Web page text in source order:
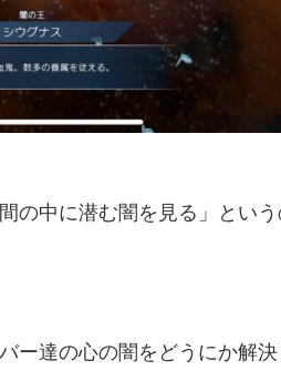
の中に潜む闇を見る」とい
ー達の心の闇をどうにか解